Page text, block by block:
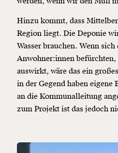
Hinzu kommt, dass
Region liegt. Die Deponie
Wasser brauchen. Wenn sich
Anwohner:innen befürchten,
auswirkt, wäre das ein
in der Gegend haben eigene
an die Kommunalleitung
zum Projekt ist das jedoch